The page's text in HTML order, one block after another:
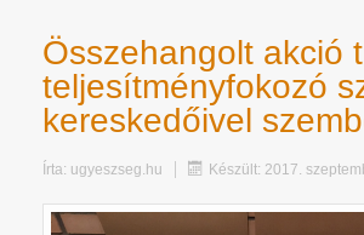
Összehangolt akció
teljesítményfokozó
kereskedőivel
Írta: ugyeszseg.hu Készült: 2017.